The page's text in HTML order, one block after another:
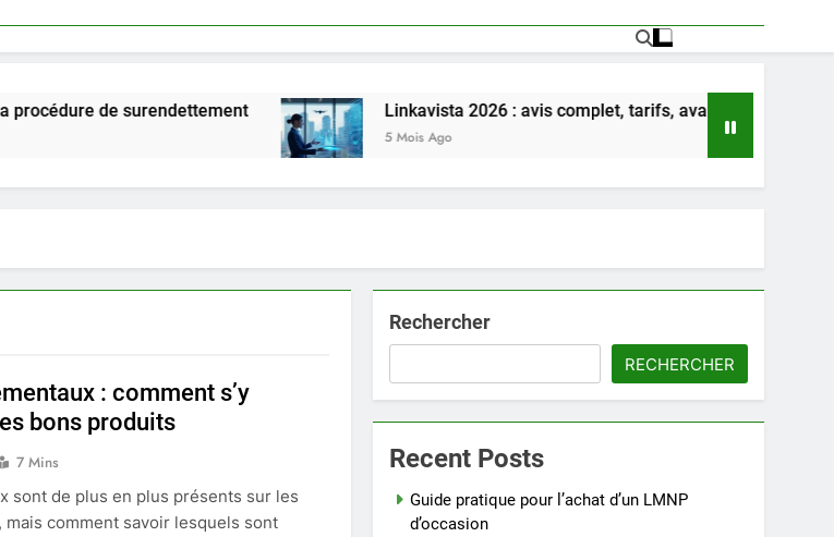
surendettement Linkavista 2026 : avis complet, tarifs, avantages et inconvénients
5 Mois Ago
: comment s’y
bons produits
7 Mins
sont de plus en plus présents sur les
comment savoir lesquels sont
Rechercher
RECHERCHER
Recent Posts
Guide pratique pour l’achat d’un LMNP
d’occasion